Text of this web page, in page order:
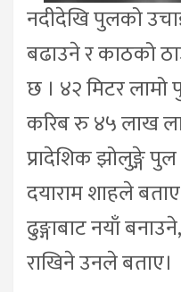
नदीदेखि पुलको
बढाउने र काठको
छ । ४२ मिटर लामो
करिब रु ४५ लाख
प्रादेशिक झोलुङ्गे पुल
दयाराम शाहले
ढुङ्गाबाट नयाँ
राखिने उनले बताए।